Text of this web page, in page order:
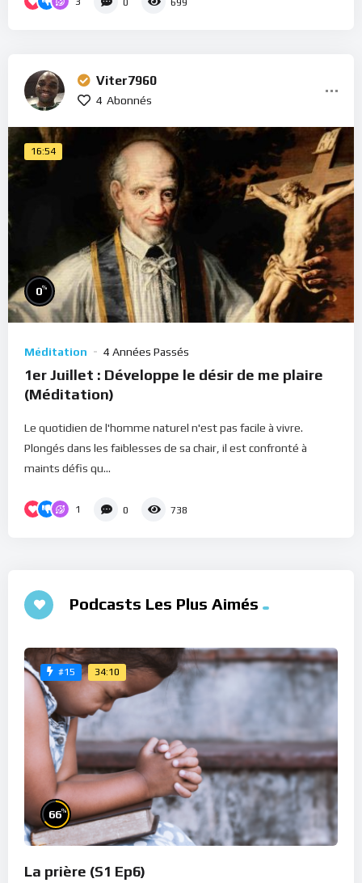
0 699
Viter7960
4 Abonnés
16:54
0%
Méditation 4 Années Passés
1er Juillet : Développe le désir de me plaire
(Méditation)
Le quotidien de l'homme naturel n'est pas facile à vivre.
Plongés dans les faiblesses de sa chair, il est confronté à
maints défis qu...
1 0 738
Podcasts Les Plus Aimés
#15 34:10
66%
La prière (S1 Ep6)